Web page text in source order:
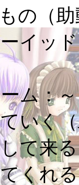
の（
イッ
ム：
いく
て来
くれ